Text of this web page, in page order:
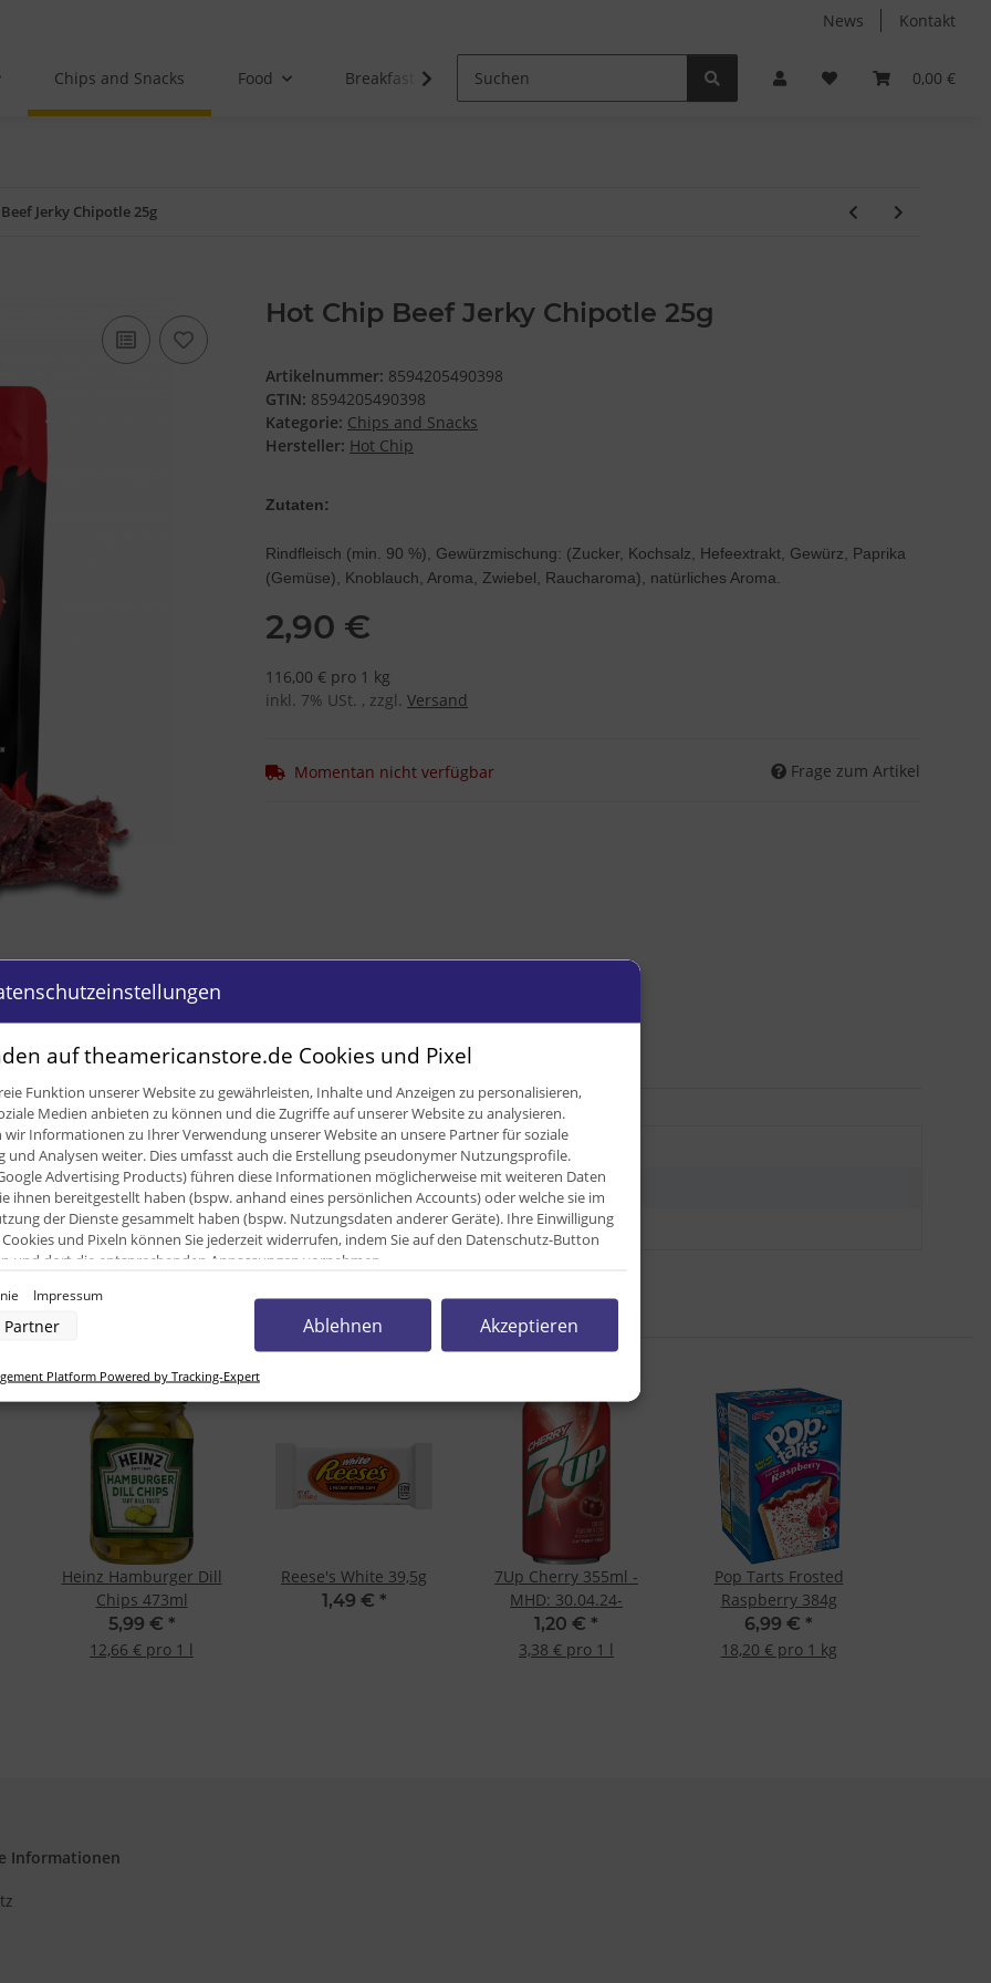
News Kontakt
0,00 €
Chips and Snacks Food Breakfast Non-Food
Jerky Chipotle 25g
Hot Chip Beef Jerky Chipotle 25g
Artikelnummer: 8594205490398
GTIN: 8594205490398
Kategorie: Chips and Snacks
Hersteller: Hot Chip
Zutaten:
Rindfleisch (min. 90 %), Gewürzmischung: (Zucker, Kochsalz, Hefeextrakt, Gewürz, Paprika
(Gemüse), Knoblauch, Aroma, Zwiebel, Raucharoma), natürliches Aroma.
2,90 €
116,00 € pro 1 kg
inkl. 7% USt. , zzgl. Versand
Momentan nicht verfügbar Frage zum Artikel
0,03 kg
25,00 g
kauften dazu folgende Artikel:
Heinz Hamburger Dill
Chips 473ml
5,99 € *
12,66 € pro 1 l
Reese's White 39,5g
1,49 € *
7Up Cherry 355ml -
MHD: 30.04.24-
1,20 € *
3,38 € pro 1 l
Pop Tarts Frosted
Raspberry 384g
6,99 € *
18,20 € pro 1 kg
Informationen
auf theamericanstore.de Cookies und Pixel
Funktion unserer Website zu gewährleisten, Inhalte und Anzeigen zu personalisieren,
Medien anbieten zu können und die Zugriffe auf unserer Website zu analysieren.
wir Informationen zu Ihrer Verwendung unserer Website an unsere Partner für soziale
und Analysen weiter. Dies umfasst auch die Erstellung pseudonymer Nutzungsprofile.
Advertising Products) führen diese Informationen möglicherweise mit weiteren Daten
ihnen bereitgestellt haben (bspw. anhand eines persönlichen Accounts) oder welche sie im
der Dienste gesammelt haben (bspw. Nutzungsdaten anderer Geräte). Ihre Einwilligung
und Pixeln können Sie jederzeit widerrufen, indem Sie auf den Datenschutz-Button
und dort die entsprechenden Anpassungen vornehmen.
durch unsere Partner:
Zugriff auf Informationen auf einem Endgerät
Daten zur Auswahl von Werbeanzeigen
zur Auswahl personalisierter Werbung
zur Personalisierung von Inhalten
Profilen zur Auswahl personalisierter Inhalte
von Inhalten
durch Statistiken oder Kombinationen von Daten aus verschiedenen Quellen
der Angebote
Daten zur Auswahl von Inhalten
Standortdaten
zur Identifikation aktiv abfragen
Impressum
Partner Ablehnen Akzeptieren
Platform Powered by Tracking-Expert